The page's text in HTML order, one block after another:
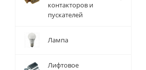
контакторов и
пускателей
Лампа
Лифтовое